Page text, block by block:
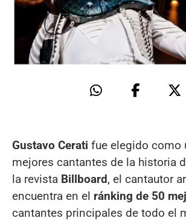
Gustavo Cerati fue elegido como
mejores cantantes de la historia
la revista Billboard, el cantautor
encuentra en el ránking de 50
cantantes principales de todo el